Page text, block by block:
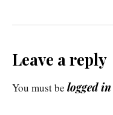
Leave a reply
You must be logged in